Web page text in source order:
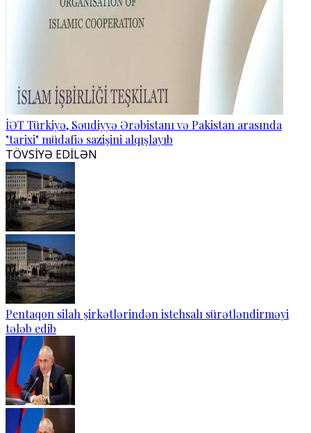
İƏT Türkiyə, Səudiyyə Ərəbistanı və Pakistan arasında
"tarixi" müdafiə sazişini alqışlayıb
TÖVSİYƏ EDİLƏN
Pentaqon silah şirkətlərindən istehsalı sürətləndirməyi
tələb edib